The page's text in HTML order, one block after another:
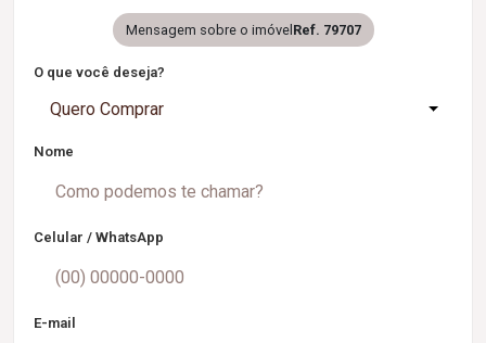
Mensagem sobre o imóvel Ref. 79707
O que você deseja?
Quero Comprar
Nome
Celular / WhatsApp
E-mail